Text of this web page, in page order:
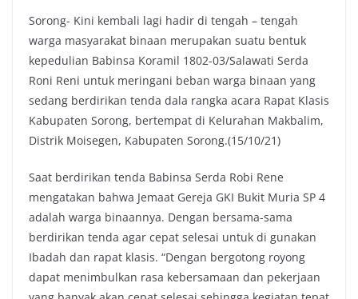
Sorong- Kini kembali lagi hadir di tengah – tengah
warga masyarakat binaan merupakan suatu bentuk
kepedulian Babinsa Koramil 1802-03/Salawati Serda
Roni Reni untuk meringani beban warga binaan yang
sedang berdirikan tenda dala rangka acara Rapat Klasis
Kabupaten Sorong, bertempat di Kelurahan Makbalim,
Distrik Moisegen, Kabupaten Sorong.(15/10/21)
Saat berdirikan tenda Babinsa Serda Robi Rene
mengatakan bahwa Jemaat Gereja GKI Bukit Muria SP 4
adalah warga binaannya. Dengan bersama-sama
berdirikan tenda agar cepat selesai untuk di gunakan
Ibadah dan rapat klasis. “Dengan bergotong royong
dapat menimbulkan rasa kebersamaan dan pekerjaan